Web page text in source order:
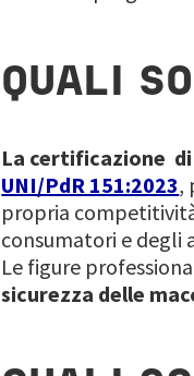
QUALI
La certificazione
UNI/PdR 151:2023,
propria
consumatori e degli
Le figure
sicurezza delle